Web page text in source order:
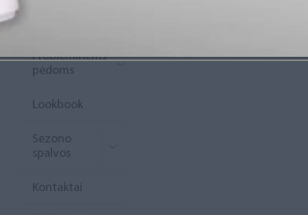
Probleminėms
pėdoms
Lookbook
Sezono
spalvos
Kontaktai